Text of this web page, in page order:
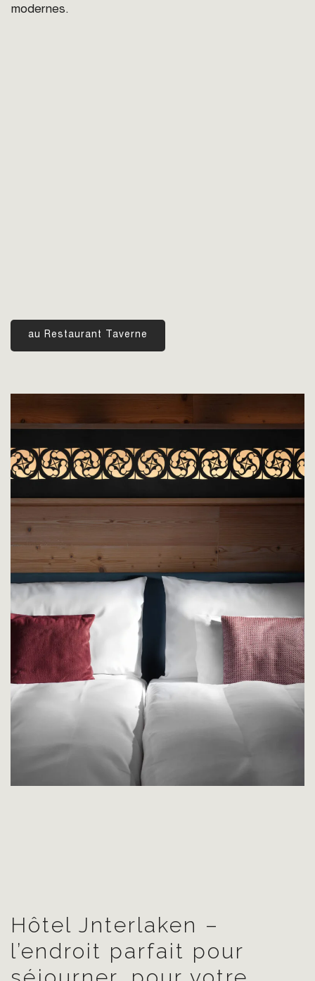
au Restaurant Taverne
Hôtel Jnterlaken –
l’endroit parfait pour